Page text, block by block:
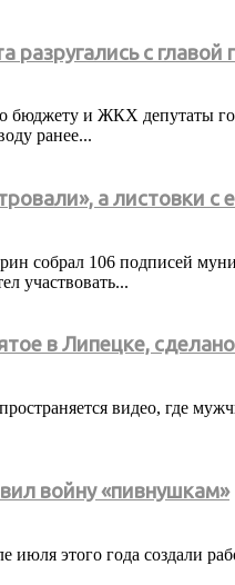
разругались с
бюджету и ЖКХ депутаты
ранее...
а листовки с
собрал 106 подписей
участвовать...
в Липецке,
видео, где
войну «пивнушкам»
июля этого года создали